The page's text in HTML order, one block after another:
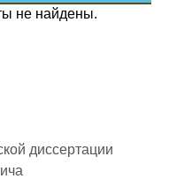
не найдены.
диссертации